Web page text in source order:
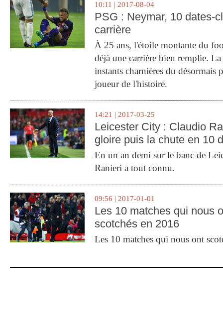
10:11 | 2017-08-04
PSG : Neymar, 10 dates-
carrière
À 25 ans, l'étoile montante du
déjà une carrière bien remplie.
instants charnières du désormais
joueur de l'histoire.
14:21 | 2017-03-25
Leicester City : Claudio
gloire puis la chute en 10
En un an demi sur le banc de
Ranieri a tout connu.
09:56 | 2017-01-01
Les 10 matches qui nous
scotchés en 2016
Les 10 matches qui nous ont